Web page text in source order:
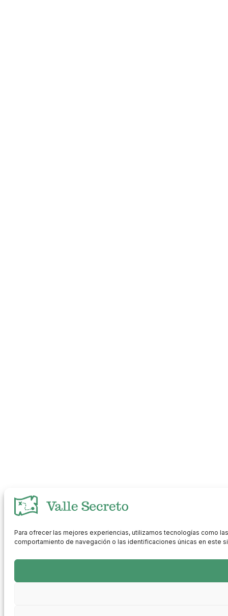
Para ofrecer las mejores experiencias, utilizamos tecnologías como
comportamiento de navegación o las identificaciones únicas en este